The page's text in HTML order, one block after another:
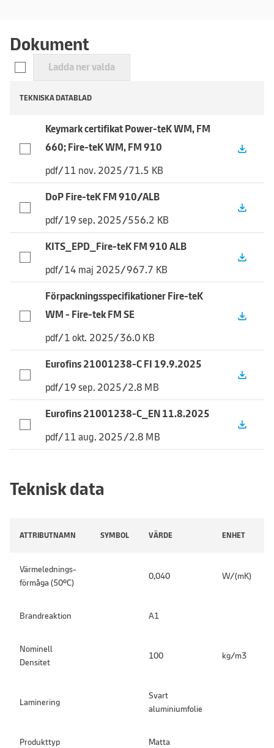
Dokument
Ladda ner valda
TEKNISKA DATABLAD
Keymark certifikat Power-teK WM, FM
660; Fire-teK WM, FM 910
pdf/11 nov. 2025/71.5 KB
file_download
DoP Fire-teK FM 910/ALB
pdf/19 sep. 2025/556.2 KB
file_download
KITS_EPD_Fire-teK FM 910 ALB
pdf/14 maj 2025/967.7 KB
file_download
Förpackningsspecifikationer Fire-teK
WM - Fire-tek FM SE
pdf/1 okt. 2025/36.0 KB
file_download
Eurofins 21001238-C FI 19.9.2025
pdf/19 sep. 2025/2.8 MB
file_download
Eurofins 21001238-C_EN 11.8.2025
pdf/11 aug. 2025/2.8 MB
file_download
Teknisk data
ATTRIBUTNAMN SYMBOL VÄRDE ENHET
Värmelednings-
förmåga (50ºC)
0,040 W/(mK)
Brandreaktion A1
Nominell
Densitet
100 kg/m3
Laminering
Svart
aluminiumfolie
Produkttyp Matta